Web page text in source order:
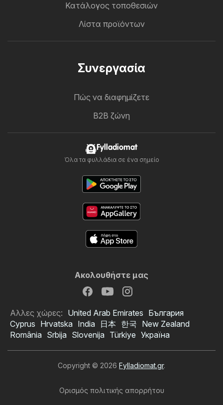
Κατάλογος τοποθεσιών
Λίστα προϊόντων
Συνεργασία
Πώς να διαφημίζετε
B2B ζώνη
Fylladiomat
Όλα τα φυλλάδια σε ένα σημείο
Ακολουθήστε μας
Αλλες χώρες: United Arab Emirates България
Cyprus Hrvatska India 日本 한국 New Zealand
România Srbija Slovenija Türkiye Україна
Copyright © 2026 Fylladiomat.gr.
Ορισμός πολιτικής απορρήτου